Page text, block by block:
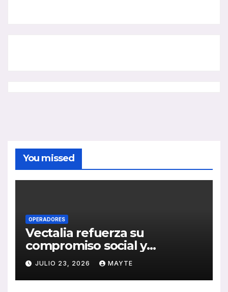
You missed
OPERADORES
Vectalia refuerza su
compromiso social y
medioambiental con la
publicación de su Memoria
de RSC 2025
JULIO 23, 2026 MAYTE